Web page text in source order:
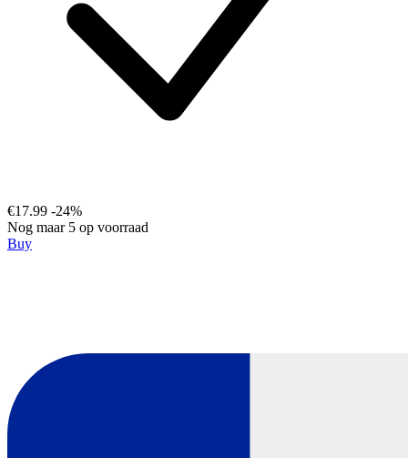
€17.99 -24%
Nog maar 5 op voorraad
Buy